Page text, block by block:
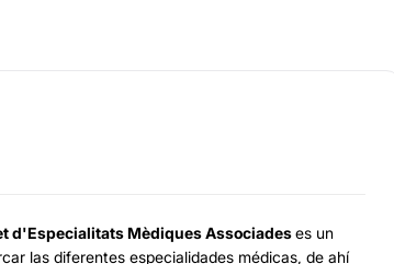
d'Especialitats Mèdiques Associadeses un
las diferentes especialidades médicas, de ahí